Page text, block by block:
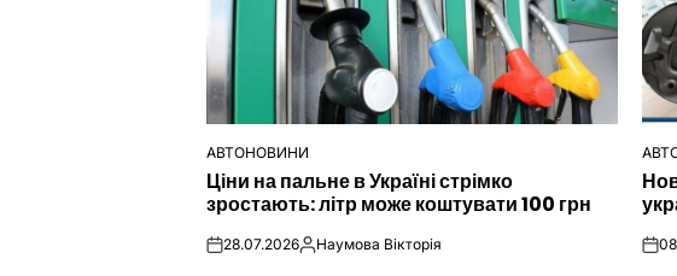
ОПУБЛІКУВАТИ
У
АВТОНОВИНИ
Ціни на пальне в Україні стрімко
зростають: літр може коштувати 100 грн
on28.07.2026Опубліковано
Наумова Вікторія
У
on